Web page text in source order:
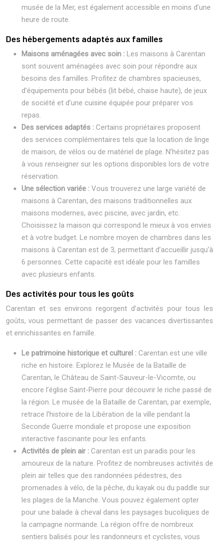
musée de la Mer, est également accessible en moins d’une
heure de route.
Des hébergements adaptés aux familles
Maisons aménagées avec soin : Les maisons à Carentan
sont souvent aménagées avec soin pour répondre aux
besoins des familles. Profitez de chambres spacieuses,
d’équipements pour bébés (lit bébé, chaise haute), de jeux
de société et d’une cuisine équipée pour préparer vos
repas.
Des services adaptés : Certains propriétaires proposent
des services complémentaires tels que la location de linge
de maison, de vélos ou de matériel de plage. N’hésitez pas
à vous renseigner sur les options disponibles lors de votre
réservation.
Une sélection variée : Vous trouverez une large variété de
maisons à Carentan, des maisons traditionnelles aux
maisons modernes, avec piscine, avec jardin, etc.
Choisissez la maison qui correspond le mieux à vos envies
et à votre budget. Le nombre moyen de chambres dans les
maisons à Carentan est de 3, permettant d’accueillir jusqu’à
6 personnes. Cette capacité est idéale pour les familles
avec plusieurs enfants.
Des activités pour tous les goûts
Carentan et ses environs regorgent d’activités pour tous les
goûts, vous permettant de passer des vacances divertissantes
et enrichissantes en famille.
Le patrimoine historique et culturel : Carentan est une ville
riche en histoire. Explorez le Musée de la Bataille de
Carentan, le Château de Saint-Sauveur-le-Vicomte, ou
encore l’église Saint-Pierre pour découvrir le riche passé de
la région. Le musée de la Bataille de Carentan, par exemple,
retrace l’histoire de la Libération de la ville pendant la
Seconde Guerre mondiale et propose une exposition
interactive fascinante pour les enfants.
Activités de plein air : Carentan est un paradis pour les
amoureux de la nature. Profitez de nombreuses activités de
plein air telles que des randonnées pédestres, des
promenades à vélo, de la pêche, du kayak ou du paddle sur
les plages de la Manche. Vous pouvez également opter
pour une balade à cheval dans les paysages bucoliques de
la campagne normande. La région offre de nombreux
sentiers balisés pour les randonneurs et cyclistes, vous